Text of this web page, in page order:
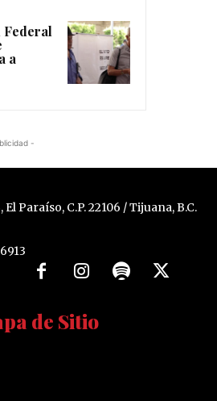
Federal
a
-
Paraíso, C.P. 22106 / Tijuana, B.C.
de Sitio